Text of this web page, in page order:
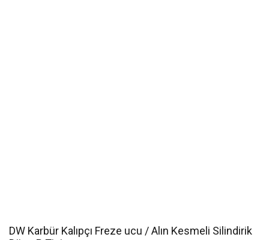
DW Karbür Kalıpçı Freze ucu / Alın Kesmeli Silindirik